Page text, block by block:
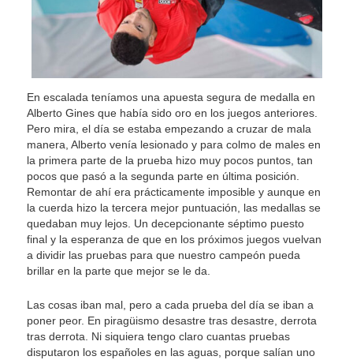
En escalada teníamos una apuesta segura de medalla en
Alberto Gines que había sido oro en los juegos anteriores.
Pero mira, el día se estaba empezando a cruzar de mala
manera, Alberto venía lesionado y para colmo de males en
la primera parte de la prueba hizo muy pocos puntos, tan
pocos que pasó a la segunda parte en última posición.
Remontar de ahí era prácticamente imposible y aunque en
la cuerda hizo la tercera mejor puntuación, las medallas se
quedaban muy lejos. Un decepcionante séptimo puesto
final y la esperanza de que en los próximos juegos vuelvan
a dividir las pruebas para que nuestro campeón pueda
brillar en la parte que mejor se le da.
Las cosas iban mal, pero a cada prueba del día se iban a
poner peor. En piragüismo desastre tras desastre, derrota
tras derrota. Ni siquiera tengo claro cuantas pruebas
disputaron los españoles en las aguas, porque salían uno